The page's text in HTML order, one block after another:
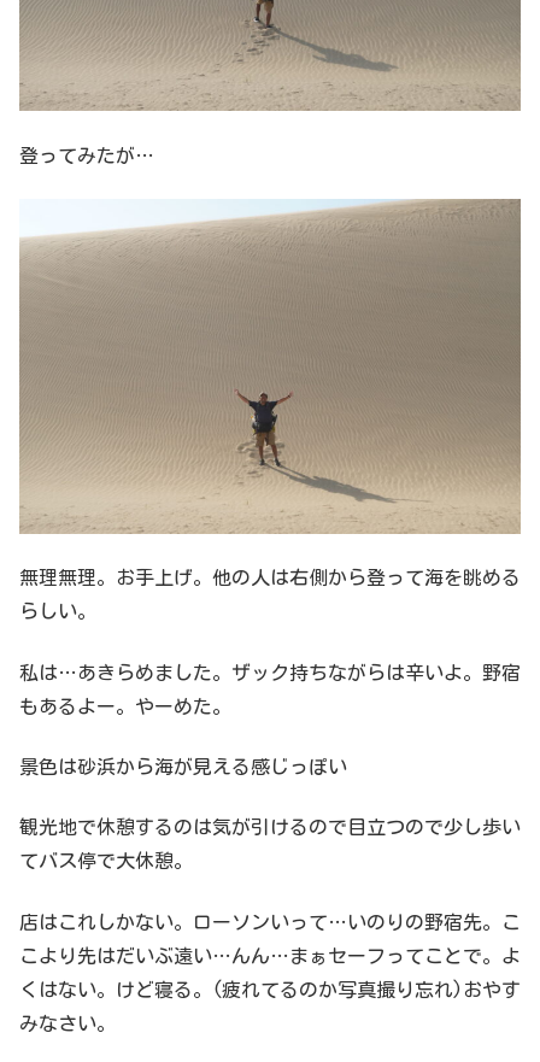
登ってみたが…
無理無理。お手上げ。他の人は右側から登って海を眺める
らしい。
私は…あきらめました。ザック持ちながらは辛いよ。野宿
もあるよー。やーめた。
景色は砂浜から海が見える感じっぽい
観光地で休憩するのは気が引けるので目立つので少し歩い
てバス停で大休憩。
店はこれしかない。ローソンいって…いのりの野宿先。こ
こより先はだいぶ遠い…んん…まぁセーフってことで。よ
くはない。けど寝る。(疲れてるのか写真撮り忘れ)おやす
みなさい。